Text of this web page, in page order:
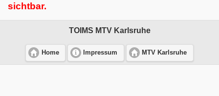
sichtbar.
TOIMS MTV Karlsruhe
Home Impressum MTV Karlsruhe